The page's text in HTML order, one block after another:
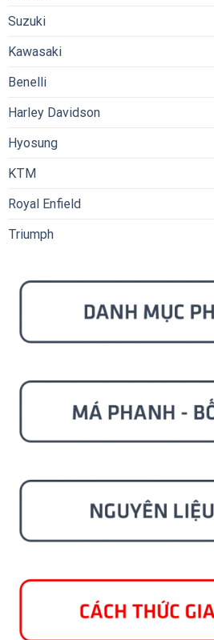
Suzuki
Kawasaki
Benelli
Harley Davidson
Hyosung
KTM
Royal Enfield
Triumph